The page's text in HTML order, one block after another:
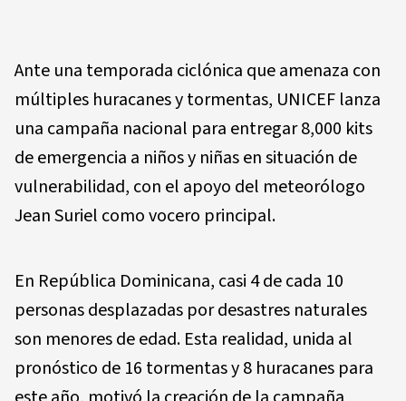
Ante una temporada ciclónica que amenaza con
múltiples huracanes y tormentas, UNICEF lanza
una campaña nacional para entregar 8,000 kits
de emergencia a niños y niñas en situación de
vulnerabilidad, con el apoyo del meteorólogo
Jean Suriel como vocero principal.
En República Dominicana, casi 4 de cada 10
personas desplazadas por desastres naturales
son menores de edad. Esta realidad, unida al
pronóstico de 16 tormentas y 8 huracanes para